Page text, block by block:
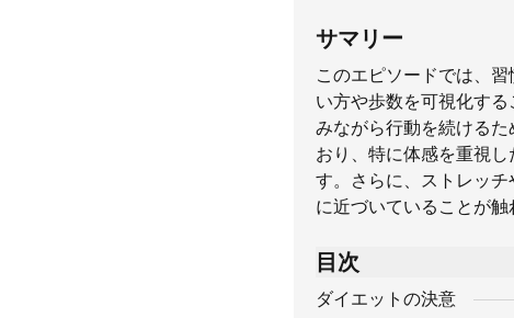
サマリー
このエピソードでは、
い方や歩数を可視化す
みながら行動を続ける
おり、特に体感を重視
す。さらに、ストレッ
に近づいていることが触
目次
ダイエットの決意